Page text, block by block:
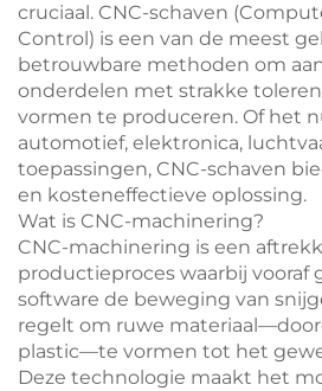
cruciaal. CNC-schaven
Control) is een van de meest
betrouwbare methoden om
onderdelen met strakke
vormen te produceren. Of het
automotief, elektronica,
toepassingen, CNC-schaven
en kosteneffectieve oplossing.
Wat is CNC-machinering?
CNC-machinering is een
productieproces waarbij vooraf
software de beweging van
regelt om ruwe
plastic—te vormen tot het
Deze technologie maakt het